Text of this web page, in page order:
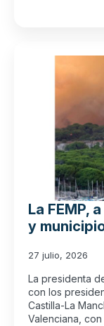
La FEMP,
y
27 julio, 2026
La presidenta
con los
Castilla-La
Valenciana,